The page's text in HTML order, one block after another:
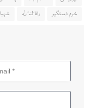
خرم دستگیر
رانا ثنااللہ